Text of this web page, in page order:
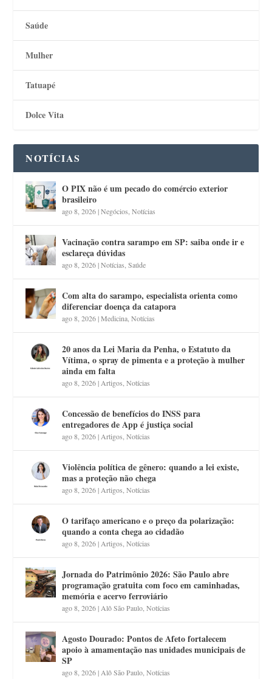
Saúde
Mulher
Tatuapé
Dolce Vita
NOTÍCIAS
O PIX não é um pecado do comércio exterior
brasileiro
ago 8, 2026|Negócios ,Notícias
Vacinação contra sarampo em SP: saiba onde ir e
esclareça dúvidas
ago 8, 2026|Notícias ,Saúde
Com alta do sarampo, especialista orienta como
diferenciar doença da catapora
ago 8, 2026|Medicina ,Notícias
20 anos da Lei Maria da Penha, o Estatuto da
Vítima, o spray de pimenta e a proteção à mulher
ainda em falta
ago 8, 2026| Artigos ,Notícias
Concessão de benefícios do INSS para
entregadores de App é justiça social
ago 8, 2026| Artigos ,Notícias
Violência política de gênero: quando a lei existe,
mas a proteção não chega
ago 8, 2026| Artigos ,Notícias
O tarifaço americano e o preço da polarização:
quando a conta chega ao cidadão
ago 8, 2026| Artigos ,Notícias
Jornada do Patrimônio 2026: São Paulo abre
programação gratuita com foco em caminhadas,
memória e acervo ferroviário
ago 8, 2026| Alô São Paulo ,Notícias
Agosto Dourado: Pontos de Afeto fortalecem
apoio à amamentação nas unidades municipais de
SP
ago 8, 2026| Alô São Paulo ,Notícias